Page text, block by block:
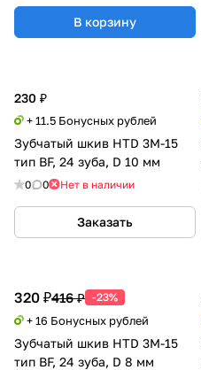
В корзину
230 ₽
+ 11.5 Бонусных рублей
Зубчатый шкив HTD 3M-15
тип BF, 24 зуба, D 10 мм
0 0 Нет в наличии
Заказать
320 ₽416 ₽ -23%
+ 16 Бонусных рублей
Зубчатый шкив HTD 3M-15
тип BF, 24 зуба, D 8 мм